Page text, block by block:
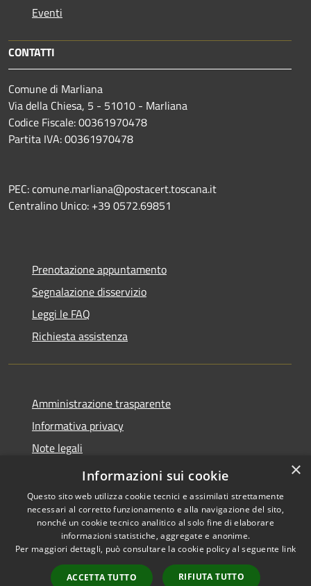
Eventi
CONTATTI
Comune di Marliana
Via della Chiesa, 5 - 51010 - Marliana
Codice Fiscale: 00361970478
Partita IVA: 00361970478
PEC: comune.marliana@postacert.toscana.it
Centralino Unico: +39 0572.69851
Prenotazione appuntamento
Segnalazione disservizio
Leggi le FAQ
Richiesta assistenza
Amministrazione trasparente
Informativa privacy
Note legali
Dichiarazione di accessibilità
Accessibilità
Copyright © 2026 • Comune di
Marliana • Powered by
Municipium•
Accesso
×
Informazioni sui cookie
Questo sito web utilizza cookie tecnici e assimilati strettamente
necessari al corretto funzionamento e alla navigazione del sito,
nonché un cookie tecnico analitico al solo fine di elaborare
informazioni statistiche, aggregate e anonime.
Per maggiori dettagli, può consultare la cookie policy al seguente link
ACCETTA TUTTO RIFIUTA TUTTO